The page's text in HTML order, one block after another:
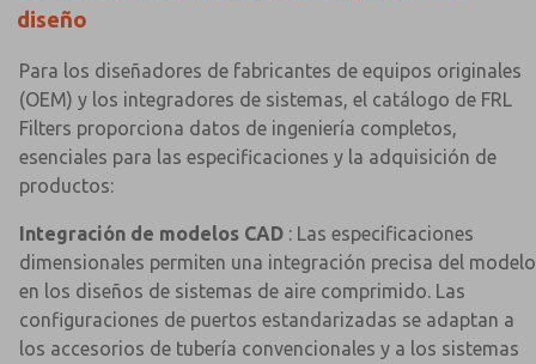
diseño
Para los diseñadores de fabricantes de equipos originales
(OEM) y los integradores de sistemas, el catálogo de FRL
Filters proporciona datos de ingeniería completos,
esenciales para las especificaciones y la adquisición de
productos:
Integración de modelos CAD : Las especificaciones
dimensionales permiten una integración precisa del modelo
en los diseños de sistemas de aire comprimido. Las
configuraciones de puertos estandarizadas se adaptan a
los accesorios de tubería convencionales y a los sistemas